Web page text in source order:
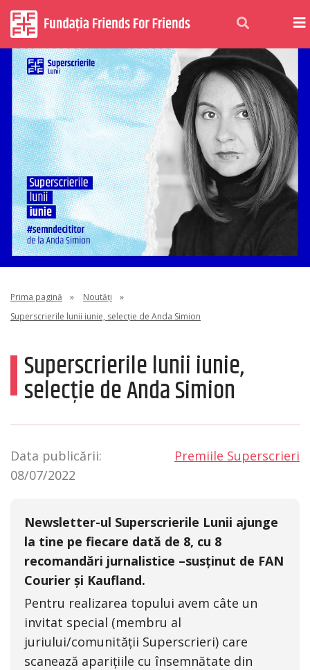
Prima pagină » Noutăți
»
Superscrierile lunii iunie, selecție de Anda Simion
Superscrierile lunii iunie,
selecție de Anda Simion
Data publicării:
08/07/2022
Premiile Superscrieri
Newsletter-ul Superscrierile Lunii ajunge
la tine pe fiecare dată de 8, cu 8
recomandări jurnalistice –susținut de FAN
Courier și Kaufland.
Pentru realizarea topului avem câte un
invitat special (membru al
juriului/comunității Superscrieri) care
scanează aparițiile cu însemnătate din